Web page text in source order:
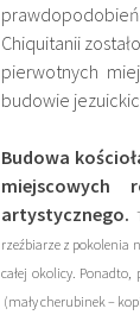
Chiquitanii
pierwotnych
budowie
Budowa
miejscowych
artystycznego.
rzeźbiarze z pokolenia
całej okolicy.
(mały cherubinek –